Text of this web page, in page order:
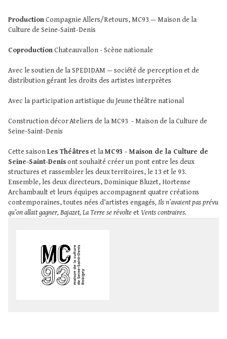
ProductionCompagnie Allers/Retours, MC93 — Maison de la
Culture de Seine-Saint-Denis
CoproductionChateauvallon - Scène nationale
Avec le soutien de la SPEDIDAM — société de perception et de
distribution gérant les droits des artistes interprètes
Avec la participation artistique du Jeune théâtre national
Construction décor Ateliers de la MC93 - Maison de la Culture de
Seine-Saint-Denis
Cette saisonLes Théâtreset laMC93 - Maison de la Culture de
Seine-Saint-Denisont souhaité créer un pont entre les deux
structures et rassembler les deux territoires, le 13 et le 93.
Ensemble, les deux directeurs, Dominique Bluzet, Hortense
Archambault et leurs équipes accompagnent quatre créations
contemporaines, toutes nées d’artistes engagés, Ils n’avaient pas prévu
qu’on allait gagner, Bajazet, La Terre se révolteet Vents contraires.